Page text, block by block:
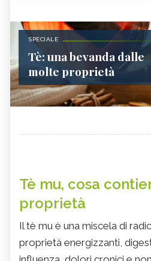
SPECIALE
Tè: una bevanda dalle
molte proprietà
Tè mu, cosa
proprietà
Il tè mu è una miscela di
proprietà energizzanti,